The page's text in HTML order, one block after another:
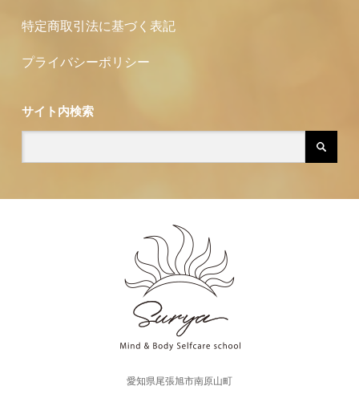
特定商取引法に基づく表記
プライバシーポリシー
サイト内検索
愛知県尾張旭市南原山町